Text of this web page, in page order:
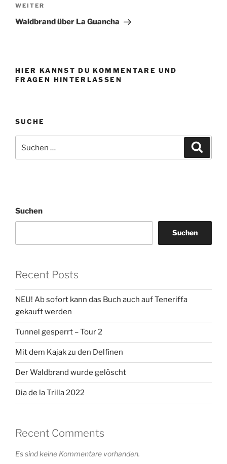
Nächster
Beitrag
WEITER
Waldbrand über La Guancha
HIER KANNST DU KOMMENTARE UND
FRAGEN HINTERLASSEN
SUCHE
nach:
Suchen
Suchen
Recent Posts
NEU! Ab sofort kann das Buch auch auf Teneriffa
gekauft werden
Tunnel gesperrt – Tour 2
Mit dem Kajak zu den Delfinen
Der Waldbrand wurde gelöscht
Dia de la Trilla 2022
Recent Comments
Es sind keine Kommentare vorhanden.